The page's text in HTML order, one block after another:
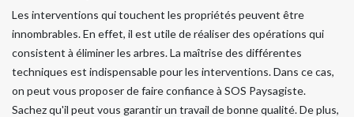
Les interventions qui touchent les propriétés peuvent être
innombrables. En effet, il est utile de réaliser des opérations qui
consistent à éliminer les arbres. La maîtrise des différentes
techniques est indispensable pour les interventions. Dans ce cas,
on peut vous proposer de faire confiance à SOS Paysagiste.
Sachez qu'il peut vous garantir un travail de bonne qualité. De plus,